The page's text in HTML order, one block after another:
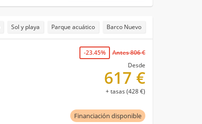
Sol y playa Parque acuático Barco Nuevo
Financiación disponible
-23.45%
Antes 806 €
Desde
617 €
+ tasas (428 €)